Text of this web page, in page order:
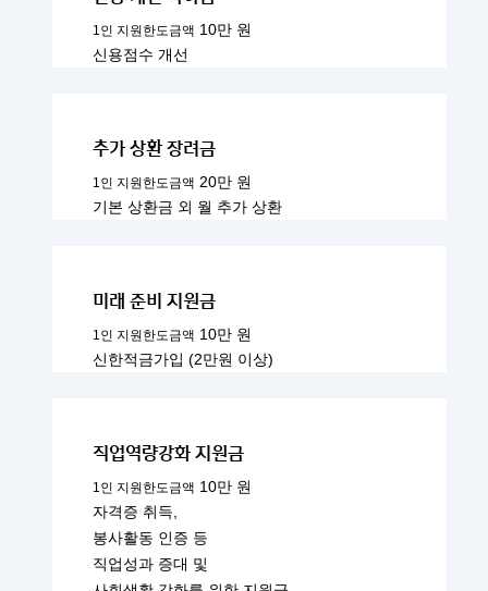
1인 지원한도금액 10만 원
신용점수 개선
추가 상환 장려금
1인 지원한도금액 20만 원
기본 상환금 외 월 추가 상환
미래 준비 지원금
1인 지원한도금액 10만 원
신한적금가입 (2만원 이상)
직업역량강화 지원금
1인 지원한도금액 10만 원
자격증 취득,
봉사활동 인증 등
직업성과 증대 및